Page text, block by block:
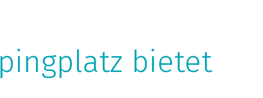
bietet